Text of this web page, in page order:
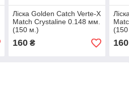
Ліска Golden Catch Verte-X
Match Crystaline 0.148 мм.
(150 м.)
160₴ 160